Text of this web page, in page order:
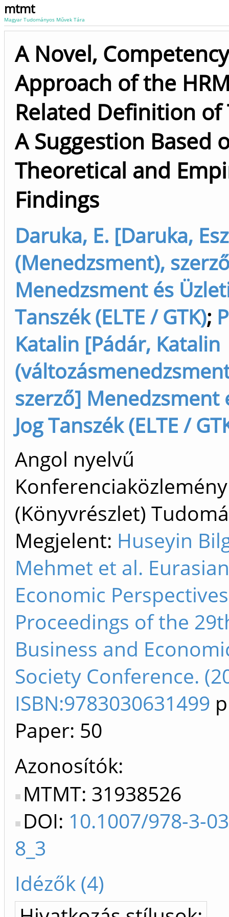
mtmt
Magyar Tudományos Művek Tára
A Novel,
Approach of the
Related Definition of
A Suggestion Based
Theoretical and
Findings
Daruka, E. [Daruka,
(Menedzsment),
Menedzsment és
Tanszék (ELTE / GTK);
Katalin [Pádár, Katalin
szerző] Menedzsment
Jog Tanszék (ELTE /
Angol nyelvű
Konferenciaközlemény
(Könyvrészlet)
Megjelent: Huseyin
Mehmet et al. Eurasian
Economic
Proceedings of the
Business and
Society Conference.
ISBN:9783030631499
Paper: 50
Azonosítók
MTMT: 31938526
DOI: 10.1007/978-3-
8_3
Idézők (4)